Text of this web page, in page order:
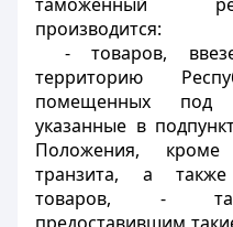
производится:
- товаров,
территорию
помещенных под
указанные в
Положения,
транзита, а
товаров, -